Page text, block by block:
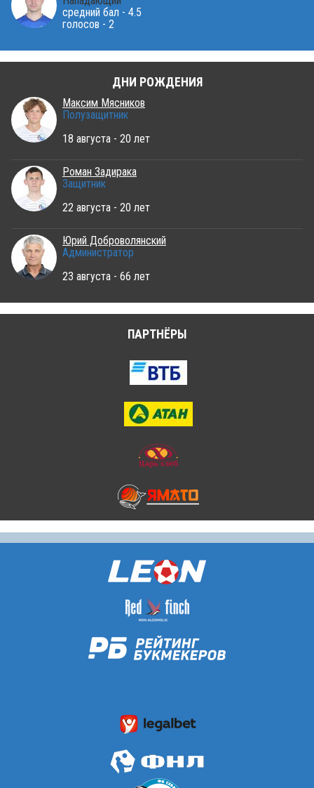
средний бал - 4.5
голосов - 2
ДНИ РОЖДЕНИЯ
Максим Мясников
Полузащитник
18 августа - 20 лет
Роман Задирака
Защитник
22 августа - 20 лет
Юрий Доброволянский
Администратор
23 августа - 66 лет
ПАРТНЁРЫ